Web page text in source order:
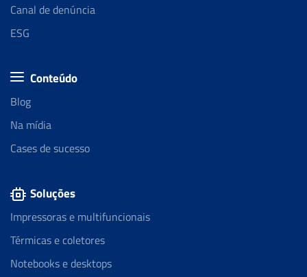
Canal de denúncia
ESG
Conteúdo
Blog
Na mídia
Cases de sucesso
Soluções
Impressoras e multifuncionais
Térmicas e coletores
Notebooks e desktops